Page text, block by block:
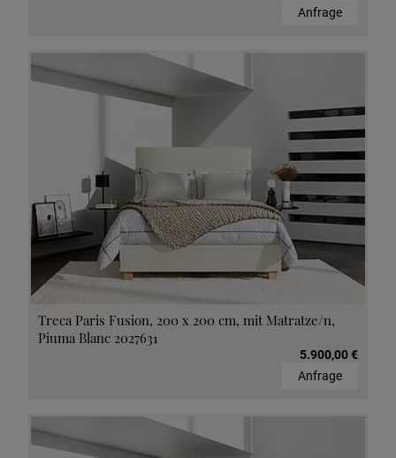
Anfrage
Treca Paris Fusion, 200 x 200 cm, mit Matratze/n,
Piuma Blanc 2027631
5.900,00 €
Anfrage